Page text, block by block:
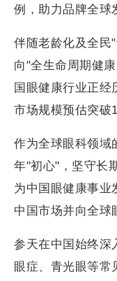
例，助力品牌全球
伴随老龄化及全民
向"全生命周期健
国眼健康行业正经
市场规模预估突破
作为全球眼科领域
年"初心"，坚守长
为中国眼健康事业
中国市场并向全球
参天在中国始终深
眼症、青光眼等常